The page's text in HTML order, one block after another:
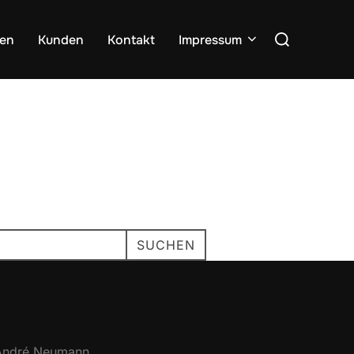
Kunden Kontakt Impressum
Suchen
SUCHEN